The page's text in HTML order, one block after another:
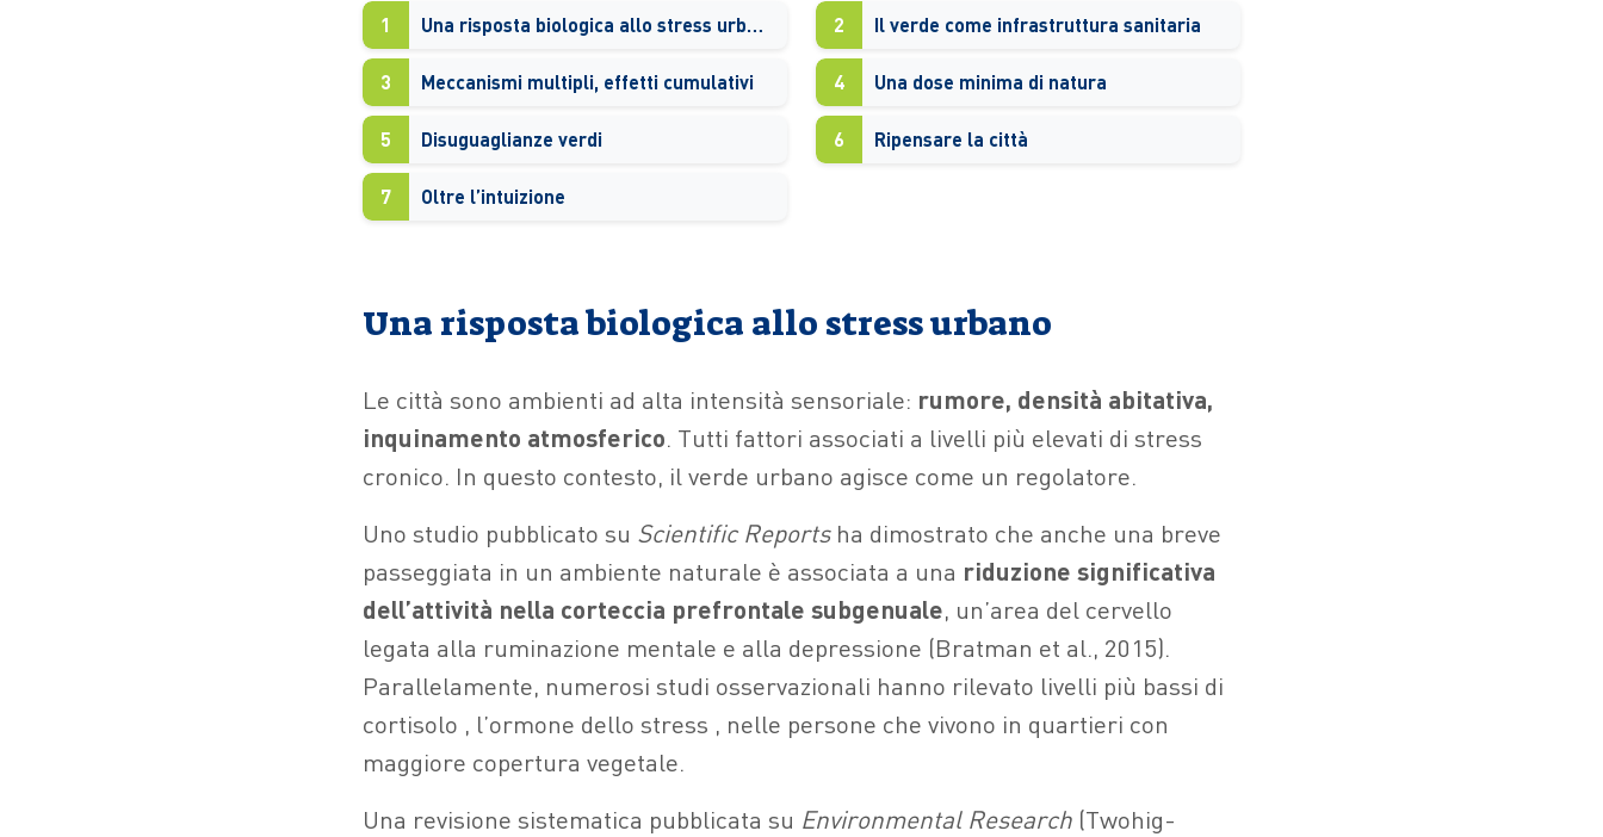
1 Una risposta biologica allo stress urbano 2 Il verde come infrastruttura sanitaria
3 Meccanismi multipli, effetti cumulativi 4 Una dose minima di natura
5 Disuguaglianze verdi 6 Ripensare la città
7 Oltre l’intuizione
Una risposta biologica allo stress urbano
Le città sono ambienti ad alta intensità sensoriale: rumore, densità abitativa,
inquinamento atmosferico. Tutti fattori associati a livelli più elevati di stress
cronico. In questo contesto, il verde urbano agisce come un regolatore.
Uno studio pubblicato su Scientific Reportsha dimostrato che anche una breve
passeggiata in un ambiente naturale è associata a una riduzione significativa
dell’attività nella corteccia prefrontale subgenuale, un’area del cervello
legata alla ruminazione mentale e alla depressione (Bratman et al., 2015).
Parallelamente, numerosi studi osservazionali hanno rilevato livelli più bassi di
cortisolo , l’ormone dello stress , nelle persone che vivono in quartieri con
maggiore copertura vegetale.
Una revisione sistematica pubblicata su Environmental Research (Twohig-